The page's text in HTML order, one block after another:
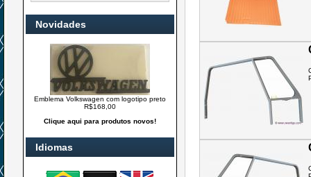
Novidades
Emblema Volkswagen com logotipo preto
R$168,00
Clique aqui para produtos novos!
Idiomas